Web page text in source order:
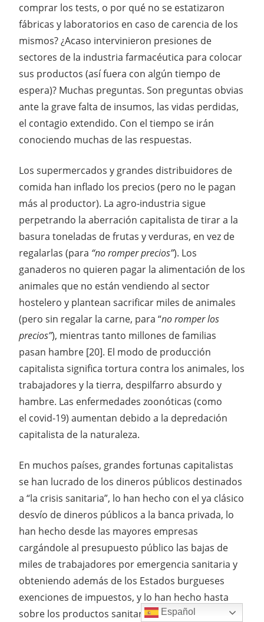
comprar los tests, o por qué no se estatizaron
fábricas y laboratorios en caso de carencia de los
mismos? ¿Acaso intervinieron presiones de
sectores de la industria farmacéutica para colocar
sus productos (así fuera con algún tiempo de
espera)? Muchas preguntas. Son preguntas obvias
ante la grave falta de insumos, las vidas perdidas,
el contagio extendido. Con el tiempo se irán
conociendo muchas de las respuestas.
Los supermercados y grandes distribuidores de
comida han inflado los precios (pero no le pagan
más al productor). La agro-industria sigue
perpetrando la aberración capitalista de tirar a la
basura toneladas de frutas y verduras, en vez de
regalarlas (para “no romper precios”). Los
ganaderos no quieren pagar la alimentación de los
animales que no están vendiendo al sector
hostelero y plantean sacrificar miles de animales
(pero sin regalar la carne, para “no romper los
precios”), mientras tanto millones de familias
pasan hambre [20]. El modo de producción
capitalista significa tortura contra los animales, los
trabajadores y la tierra, despilfarro absurdo y
hambre. Las enfermedades zoonóticas (como
el covid-19) aumentan debido a la depredación
capitalista de la naturaleza.
En muchos países, grandes fortunas capitalistas
se han lucrado de los dineros públicos destinados
a “la crisis sanitaria”, lo han hecho con el ya clásico
desvío de dineros públicos a la banca privada, lo
han hecho desde las mayores empresas
cargándole al presupuesto público las bajas de
miles de trabajadores por emergencia sanitaria y
obteniendo además de los Estados burgueses
exenciones de impuestos, y lo han hecho hasta
sobre los productos sanitarios y alimentarios
Español